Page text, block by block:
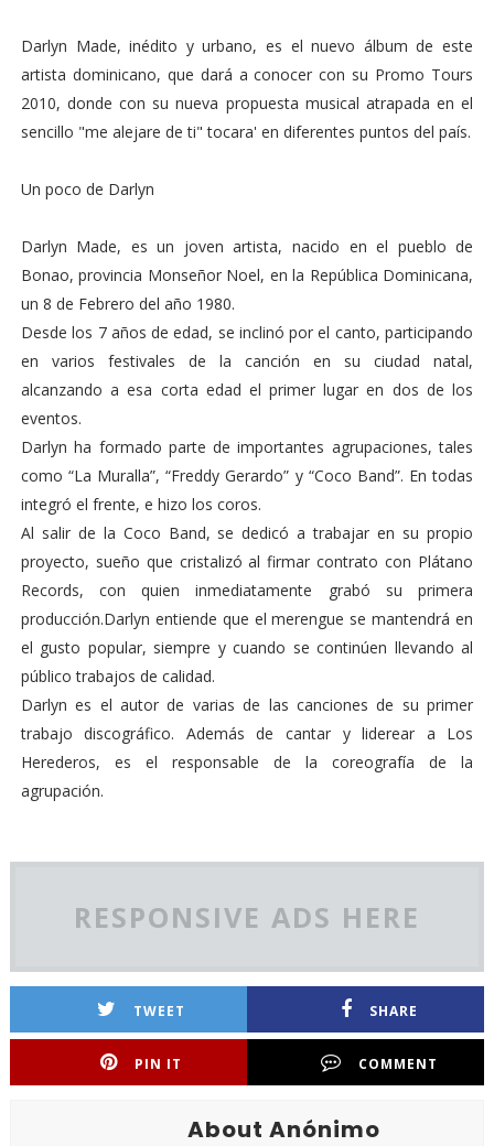
Darlyn Made, inédito y urbano, es el nuevo álbum de este
artista dominicano, que dará a conocer con su Promo Tours
2010, donde con su nueva propuesta musical atrapada en el
sencillo "me alejare de ti" tocara' en diferentes puntos del país.
Un poco de Darlyn
Darlyn Made, es un joven artista, nacido en el pueblo de
Bonao, provincia Monseñor Noel, en la República Dominicana,
un 8 de Febrero del año 1980.
Desde los 7 años de edad, se inclinó por el canto, participando
en varios festivales de la canción en su ciudad natal,
alcanzando a esa corta edad el primer lugar en dos de los
eventos.
Darlyn ha formado parte de importantes agrupaciones, tales
como “La Muralla”, “Freddy Gerardo” y “Coco Band”. En todas
integró el frente, e hizo los coros.
Al salir de la Coco Band, se dedicó a trabajar en su propio
proyecto, sueño que cristalizó al firmar contrato con Plátano
Records, con quien inmediatamente grabó su primera
producción.Darlyn entiende que el merengue se mantendrá en
el gusto popular, siempre y cuando se continúen llevando al
público trabajos de calidad.
Darlyn es el autor de varias de las canciones de su primer
trabajo discográfico. Además de cantar y liderear a Los
Herederos, es el responsable de la coreografía de la
agrupación.
RESPONSIVE ADS HERE
TWEET SHARE
PIN IT COMMENT
About Anónimo